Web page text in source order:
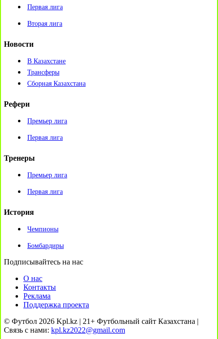
Первая лига
Вторая лига
Новости
В Казахстане
Трансферы
Сборная Казахстана
Рефери
Премьер лига
Первая лига
Тренеры
Премьер лига
Первая лига
История
Чемпионы
Бомбардиры
Подписывайтесь на нас
О нас
Контакты
Реклама
Поддержка проекта
© Футбол 2026 Kpl.kz | 21+ Футбольный сайт Казахстана |
Связь с нами: kpl.kz2022@gmail.com